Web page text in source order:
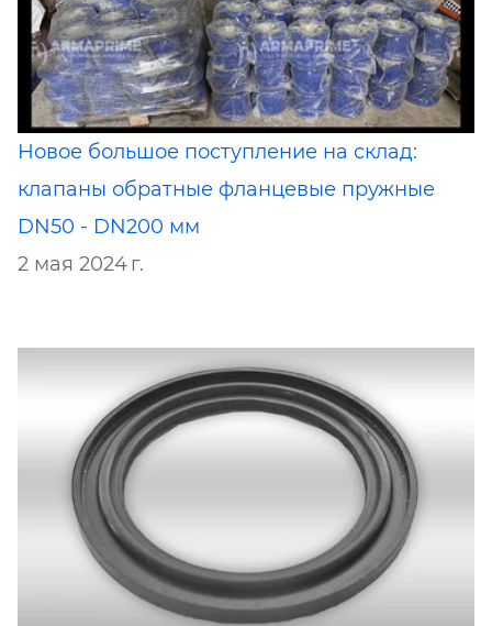
Новое большое поступление на склад:
клапаны обратные фланцевые пружные
DN50 - DN200 мм
2 мая 2024 г.